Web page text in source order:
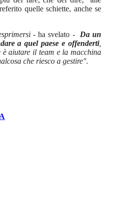
quelle schiette, anche se
- ha svelato -
Da un
a quel paese e offenderti,
è aiutare il team e la macchina
che riesco a gestire".